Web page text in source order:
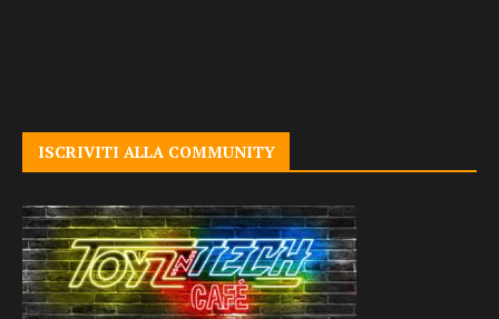
ISCRIVITI ALLA COMMUNITY